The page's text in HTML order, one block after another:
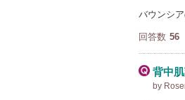
バウンシ
回答数 56
背中
by